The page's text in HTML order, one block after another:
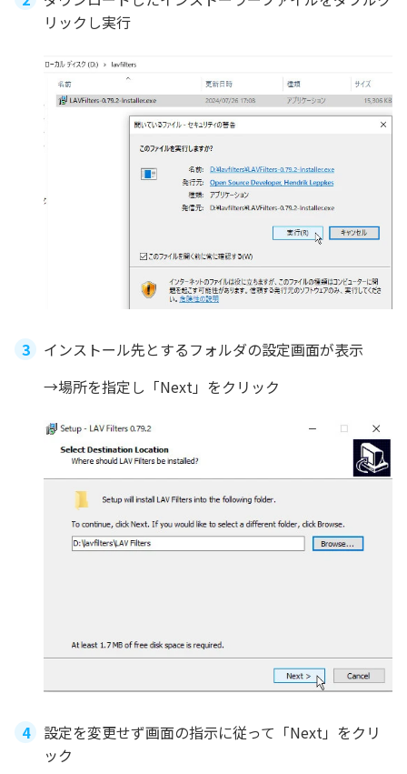
リックし実行
インストール先とするフォルダの設定画面が表示
→場所を指定し「Next」をクリック
設定を変更せず画面の指示に従って「Next」をクリ
ック